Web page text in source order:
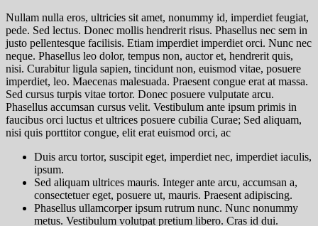
Nullam nulla eros, ultricies sit amet, nonummy id, imperdiet feugiat,
pede. Sed lectus. Donec mollis hendrerit risus. Phasellus nec sem in
justo pellentesque facilisis. Etiam imperdiet imperdiet orci. Nunc nec
neque. Phasellus leo dolor, tempus non, auctor et, hendrerit quis,
nisi. Curabitur ligula sapien, tincidunt non, euismod vitae, posuere
imperdiet, leo. Maecenas malesuada. Praesent congue erat at massa.
Sed cursus turpis vitae tortor. Donec posuere vulputate arcu.
Phasellus accumsan cursus velit. Vestibulum ante ipsum primis in
faucibus orci luctus et ultrices posuere cubilia Curae; Sed aliquam,
nisi quis porttitor congue, elit erat euismod orci, ac
Duis arcu tortor, suscipit eget, imperdiet nec, imperdiet iaculis,
ipsum.
Sed aliquam ultrices mauris. Integer ante arcu, accumsan a,
consectetuer eget, posuere ut, mauris. Praesent adipiscing.
Phasellus ullamcorper ipsum rutrum nunc. Nunc nonummy
metus. Vestibulum volutpat pretium libero. Cras id dui.